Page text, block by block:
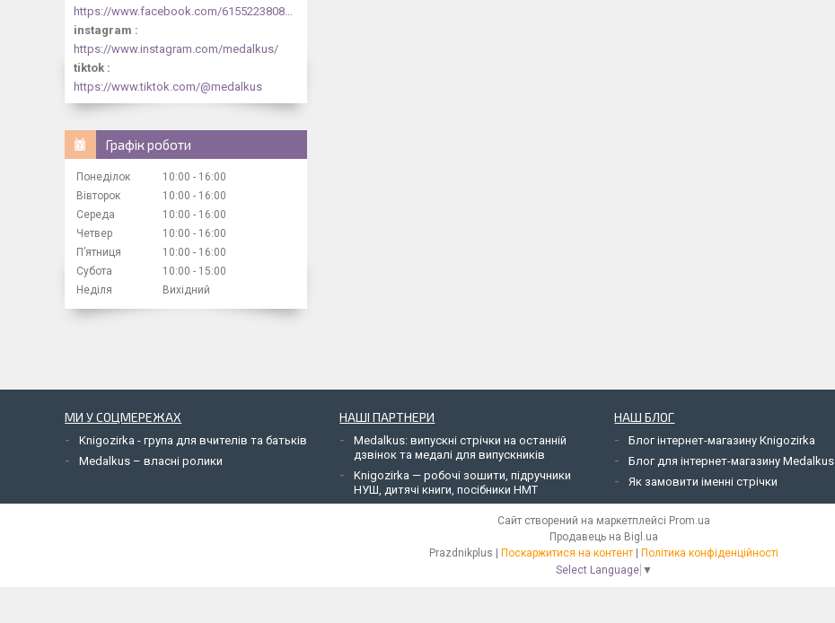
https://www.facebook.com/61552238084318/videos/1073030844413330/
instagram
https://www.instagram.com/medalkus/
tiktok
https://www.tiktok.com/@medalkus
Графік роботи
Понеділок 10:00
16:00
Вівторок
10:00
16:00
Середа
10:00
16:00
Четвер
10:00
16:00
Пʼятниця
10:00
16:00
Субота
10:00
15:00
Неділя
Вихідний
МИ У СОЦМЕРЕЖАХ
Knigozirka - група для вчителів та батьків
Medalkus – власні ролики
НАШІ ПАРТНЕРИ
Medalkus: випускні стрічки на останній
дзвінок та медалі для випускників
Knigozirka — робочі зошити, підручники
НУШ, дитячі книги, посібники НМТ
НАШ БЛОГ
Блог інтернет-магазину Кnigozirka
Блог для інтернет-магазину Medalkus
Як замовити іменні стрічки
Сайт створений на маркетплейсі Prom.ua
Продавець на Bigl.ua
Поскаржитися на контент
Політика конфіденційності
Select Language ▼